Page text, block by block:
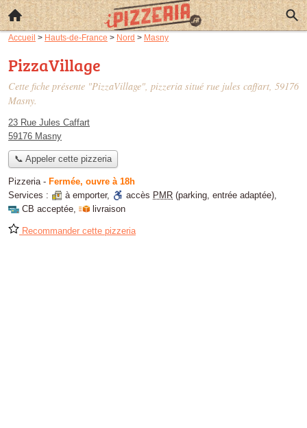
Accueil > Hauts-de-France > Nord > Masny
PizzaVillage
Cette fiche présente "PizzaVillage", pizzeria situé rue jules caffart, 59176
Masny.
23 Rue Jules Caffart
59176 Masny
📞 Appeler cette pizzeria
Pizzeria- Fermée, ouvre à 18h
Services :
à emporter, accès PMR (parking, entrée adaptée),
CB acceptée, livraison
Recommander cette pizzeria